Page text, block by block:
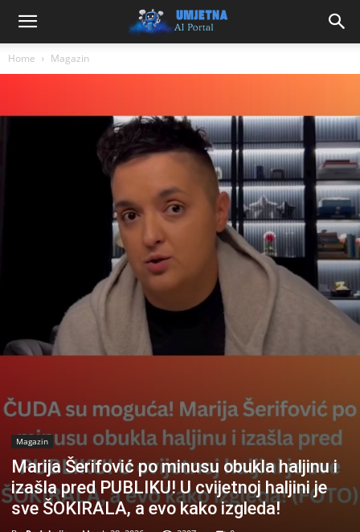
Home Magazin
Magazin
Marija Šerifović po minusu obukla haljinu i
izašla pred PUBLIKU! U cvijetnoj haljini je
sve ŠOKIRALA, a evo kako izgleda!